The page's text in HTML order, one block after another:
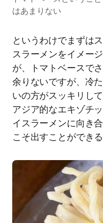
はあまりない
というわけでまずは
スラーメンをイメー
が、トマトベースで
余りないですが、冷
いの方がスッキリし
アジア的なエキゾチ
イスラーメンに向き
こそ出すことができる